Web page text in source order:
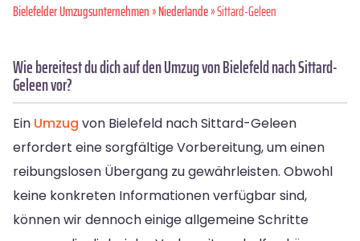
Bielefelder Umzugsunternehmen»Niederlande» Sittard-Geleen
Wie bereitest du dich auf den Umzug von Bielefeld nach Sittard-
Geleen vor?
Ein Umzug von Bielefeld nach Sittard-Geleen
erfordert eine sorgfältige Vorbereitung, um einen
reibungslosen Übergang zu gewährleisten. Obwohl
keine konkreten Informationen verfügbar sind,
können wir dennoch einige allgemeine Schritte